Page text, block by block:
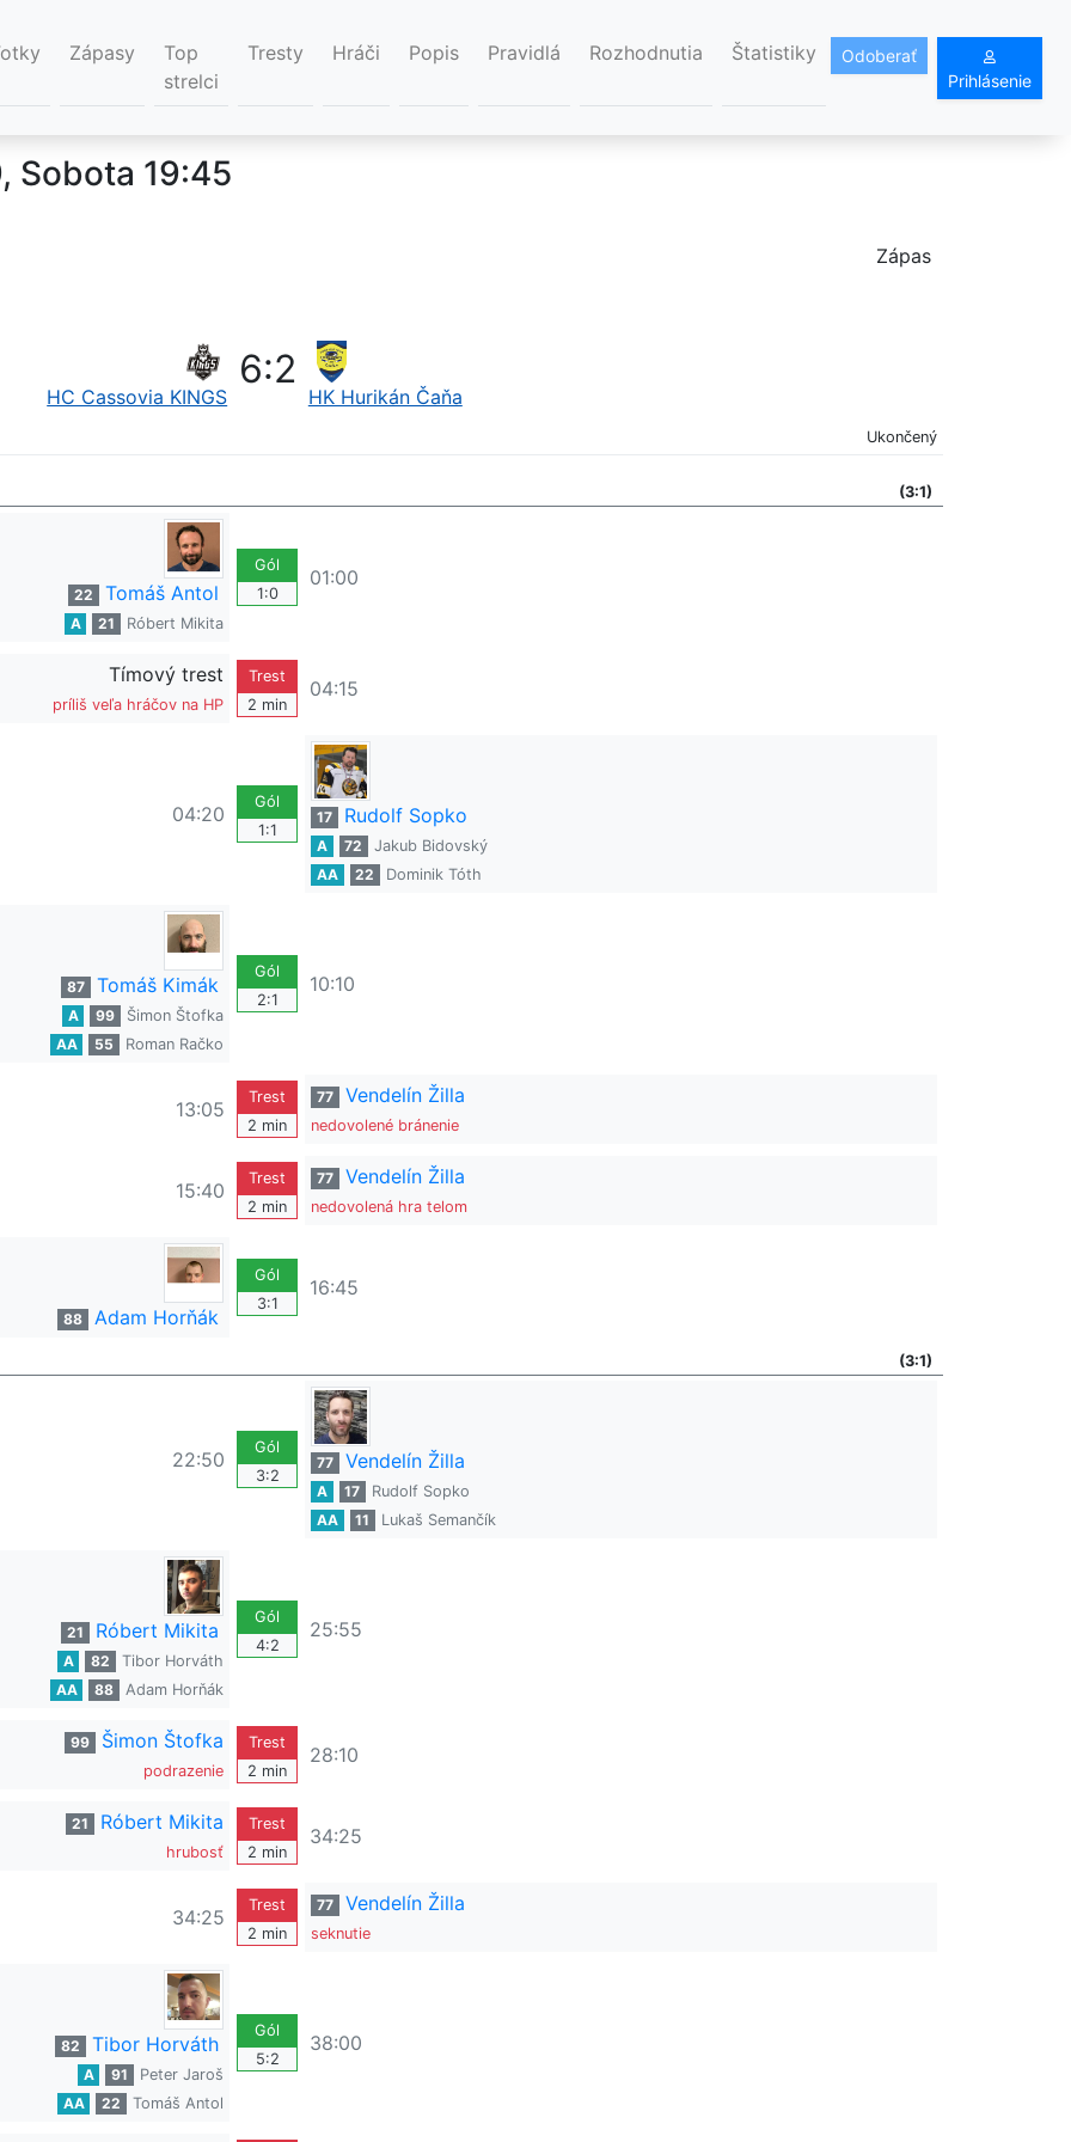
Zápasy
Top
strelci
Tresty Hráči Popis Pravidlá Rozhodnutia Štatistiky
Odoberať
Prihlásenie
Sobota 19:45
Zápas
HC Cassovia KINGS
6:2
HK Hurikán Čaňa
Ukončený
(3:1)
22 Tomáš Antol
A 21 Róbert Mikita
Gól
1:0
01:00
Tímový trest
príliš veľa hráčov na HP
Trest
2 min
04:15
04:20
Gól
1:1
17 Rudolf Sopko
A 72
Jakub Bidovský
AA
22 Dominik Tóth
87 Tomáš Kimák
A 99
Šimon Štofka
AA
55 Roman Račko
Gól
2:1
10:10
13:05
Trest
2 min
77 Vendelín Žilla
nedovolené bránenie
15:40
Trest
2 min
77 Vendelín Žilla
nedovolená hra telom
88 Adam Horňák
Gól
3:1
16:45
(3:1)
22:50
Gól
3:2
77 Vendelín Žilla
A 17
Rudolf Sopko
AA
11 Lukaš Semančík
21 Róbert Mikita
A 82
Tibor Horváth
AA
88 Adam Horňák
Gól
4:2
25:55
99 Šimon Štofka
podrazenie
Trest
2 min
28:10
21 Róbert Mikita
hrubosť
Trest
2 min
34:25
34:25
Trest
2 min
77 Vendelín Žilla
seknutie
82 Tibor Horváth
A 91
Peter Jaroš
AA
22 Tomáš Antol
Gól
5:2
38:00